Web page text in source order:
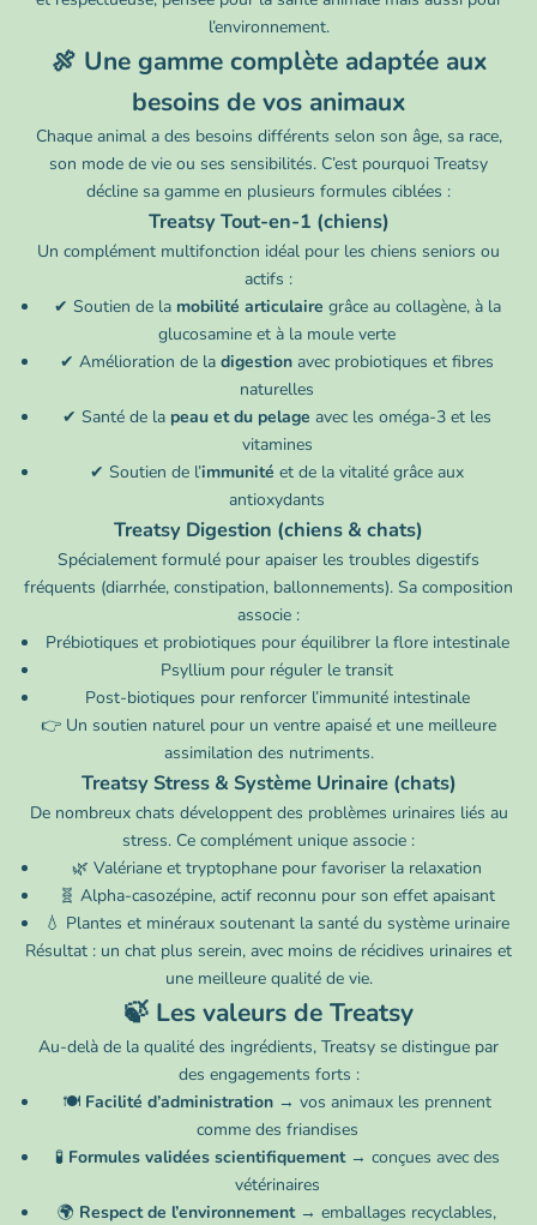
l’environnement.
🍖 Une gamme complète adaptée aux
besoins de vos animaux
Chaque animal a des besoins différents selon son âge, sa race,
son mode de vie ou ses sensibilités. C’est pourquoi Treatsy
décline sa gamme en plusieurs formules ciblées :
Treatsy Tout-en-1 (chiens)
Un complément multifonction idéal pour les chiens seniors ou
actifs :
✔ Soutien de la mobilité articulaire grâce au collagène, à la
glucosamine et à la moule verte
✔ Amélioration de la digestion avec probiotiques et fibres
naturelles
✔ Santé de la peau et du pelage avec les oméga-3 et les
vitamines
✔ Soutien de l’immunité et de la vitalité grâce aux
antioxydants
Treatsy Digestion (chiens & chats)
Spécialement formulé pour apaiser les troubles digestifs
fréquents (diarrhée, constipation, ballonnements). Sa composition
associe :
Prébiotiques et probiotiques pour équilibrer la flore intestinale
Psyllium pour réguler le transit
Post-biotiques pour renforcer l’immunité intestinale
👉 Un soutien naturel pour un ventre apaisé et une meilleure
assimilation des nutriments.
Treatsy Stress & Système Urinaire (chats)
De nombreux chats développent des problèmes urinaires liés au
stress. Ce complément unique associe :
🌿 Valériane et tryptophane pour favoriser la relaxation
🧬 Alpha-casozépine, actif reconnu pour son effet apaisant
💧 Plantes et minéraux soutenant la santé du système urinaire
Résultat : un chat plus serein, avec moins de récidives urinaires et
une meilleure qualité de vie.
🍃 Les valeurs de Treatsy
Au-delà de la qualité des ingrédients, Treatsy se distingue par
des engagements forts :
🍽 Facilité d’administration → vos animaux les prennent
comme des friandises
🧪 Formules validées scientifiquement→ conçues avec des
vétérinaires
🌍 Respect de l’environnement→ emballages recyclables,